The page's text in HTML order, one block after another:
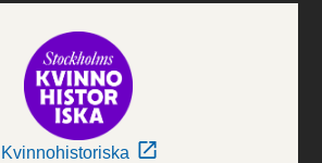
Kvinnohistoriska